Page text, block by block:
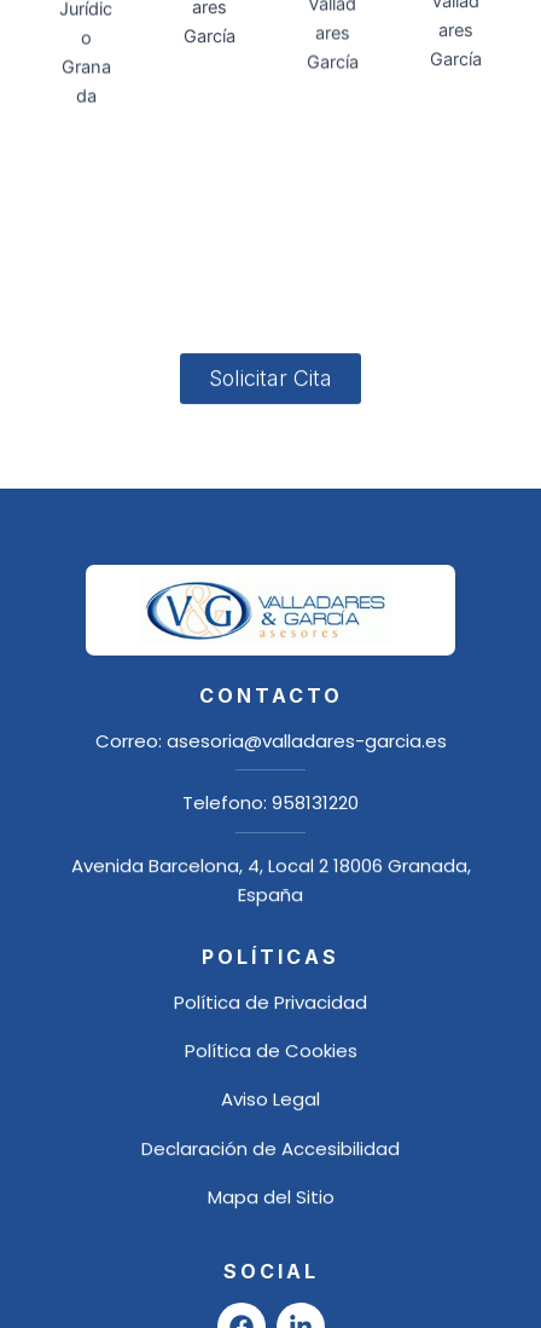
Solicitar Cita
CONTACTO
Correo: asesoria@valladares-garcia.es
Telefono: 958131220
Avenida Barcelona, 4, Local 2 18006 Granada,
España
POLÍTICAS
Política de Privacidad
Política de Cookies
Aviso Legal
Declaración de Accesibilidad
Mapa del Sitio
SOCIAL
F
L